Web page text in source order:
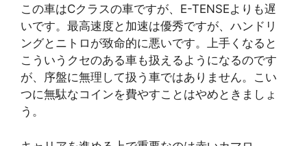
この車はCクラスの車ですが、E-TENSEよりも遅
いです。最高速度と加速は優秀ですが、ハンドリ
ングとニトロが致命的に悪いです。上手くなると
こういうクセのある車も扱えるようになるのです
が、序盤に無理して扱う車ではありません。こい
つに無駄なコインを費やすことはやめときましょ
う。